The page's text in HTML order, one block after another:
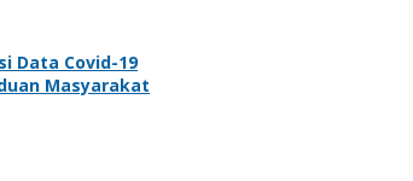
Data Covid-19
Masyarakat